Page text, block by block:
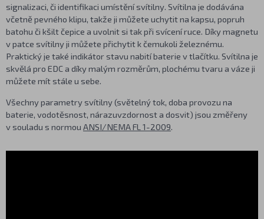
signalizaci, či identifikaci umístění svítilny. Svítilna je dodávána
včetně pevného klipu, takže ji můžete uchytit na kapsu, popruh
batohu či kšilt čepice a uvolnit si tak při svícení ruce. Díky magnetu
v patce svítilny ji můžete přichytit k čemukoli železnému.
Praktický je také indikátor stavu nabití baterie v tlačítku. Svítilna je
skvělá pro EDC a díky malým rozměrům, plochému tvaru a váze ji
můžete mít stále u sebe.
Všechny parametry svítilny (světelný tok, doba provozu na
baterie, vodotěsnost, nárazuvzdornost a dosvit) jsou změřeny
v souladu s normou ANSI/NEMA FL 1-2009.